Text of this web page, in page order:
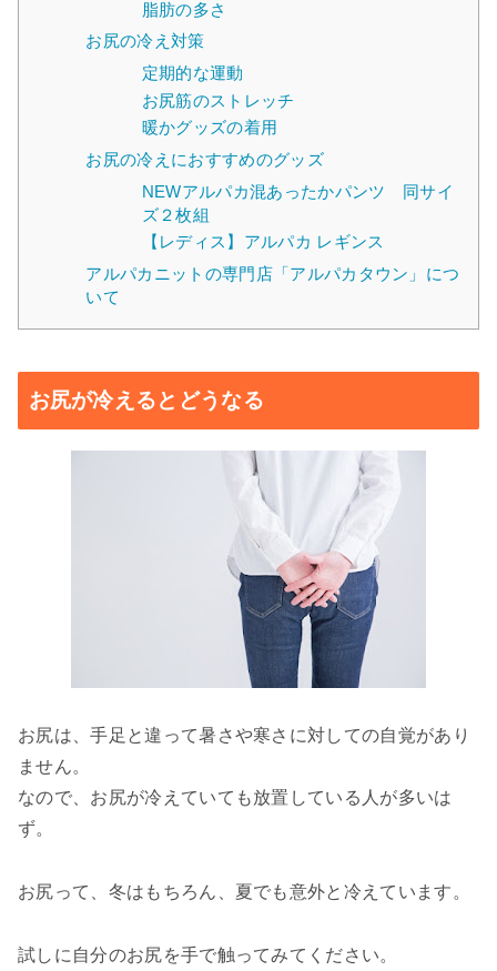
脂肪の多さ
お尻の冷え対策
定期的な運動
お尻筋のストレッチ
暖かグッズの着用
お尻の冷えにおすすめのグッズ
NEWアルパカ混あったかパンツ 同サイ
ズ２枚組
【レディス】アルパカ レギンス
アルパカニットの専門店「アルパカタウン」につ
いて
お尻が冷えるとどうなる
お尻は、手足と違って暑さや寒さに対しての自覚があり
ません。
なので、お尻が冷えていても放置している人が多いは
ず。
お尻って、冬はもちろん、夏でも意外と冷えています。
試しに自分のお尻を手で触ってみてください。